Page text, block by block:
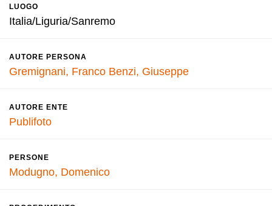
LUOGO
Italia/Liguria/Sanremo
AUTORE PERSONA
Gremignani, Franco Benzi, Giuseppe
AUTORE ENTE
Publifoto
PERSONE
Modugno, Domenico